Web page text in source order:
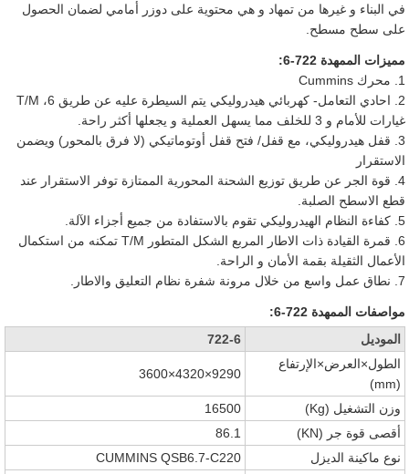
في البناء و غيرها من تمهاد و هي محتوية على دوزر أمامي لضمان الحصول
على سطح مسطح.
مميزات الممهدة 722-6:
1. محرك Cummins
2. احادي التعامل- كهربائي هيدروليكي يتم السيطرة عليه عن طريق T/M ،6
غيارات للأمام و 3 للخلف مما يسهل العملية و يجعلها أكثر راحة.
3. قفل هيدروليكي، مع قفل/ فتح قفل أوتوماتيكي (لا فرق بالمحور) ويضمن
الاستقرار
4. قوة الجر عن طريق توزيع الشحنة المحورية الممتازة توفر الاستقرار عند
قطع الاسطح الصلبة.
5. كفاءة النظام الهيدروليكي تقوم بالاستفادة من جميع أجزاء الآلة.
6. قمرة القيادة ذات الاطار المربع الشكل المتطور T/M تمكنه من استكمال
الأعمال الثقيلة بقمة الأمان و الراحة.
7. نطاق عمل واسع من خلال مرونة شفرة نظام التعليق والاطار.
مواصفات الممهدة 722-6:
الموديل
722-6
الطول×العرض×الإرتفاع
(mm)
9290×4320×3600
وزن التشغيل (Kg)
16500
أقصى قوة جر (KN)
86.1
نوع ماكينة الديزل
CUMMINS QSB6.7-C220